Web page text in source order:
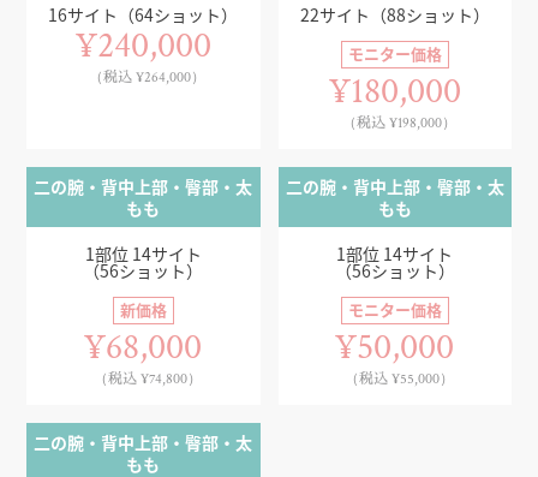
16サイト（64ショット）
¥240,000
（税込 ¥264,000）
22サイト（88ショット）
モニター価格
¥180,000
（税込 ¥198,000）
二の腕・背中上部・臀部・太
もも
1部位 14サイト
（56ショット）
新価格
¥68,000
（税込 ¥74,800）
二の腕・背中上部・臀部・太
もも
1部位 14サイト
（56ショット）
モニター価格
¥50,000
（税込 ¥55,000）
二の腕・背中上部・臀部・太
もも